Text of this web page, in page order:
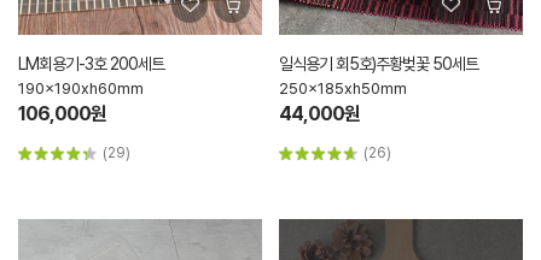
LM회용기-3호 200세트
190x190xh60mm
106,000원
(29)
일식용기 회5호)주황벚꽃 50세트
250x185xh50mm
44,000원
(26)